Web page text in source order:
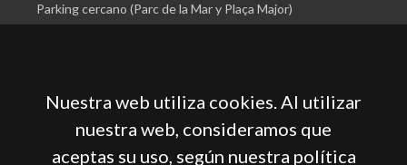
Parking cercano (Parc de la Mar y Plaça Major)
Cámara Oficial de Comercio, Industria, Servicios y
Nuestra web utiliza cookies. Al utilizar
nuestra web, consideramos que
aceptas su uso, según nuestra política